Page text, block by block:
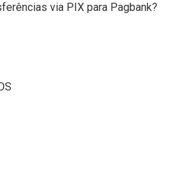
via PIX para Pagbank?